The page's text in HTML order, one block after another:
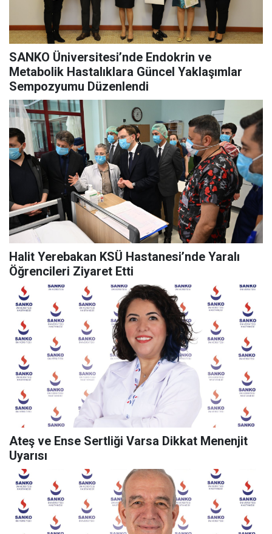
SANKO Üniversitesi’nde Endokrin ve
Metabolik Hastalıklara Güncel Yaklaşımlar
Sempozyumu Düzenlendi
Halit Yerebakan KSÜ Hastanesi’nde Yaralı
Öğrencileri Ziyaret Etti
Ateş ve Ense Sertliği Varsa Dikkat Menenjit
Uyarısı